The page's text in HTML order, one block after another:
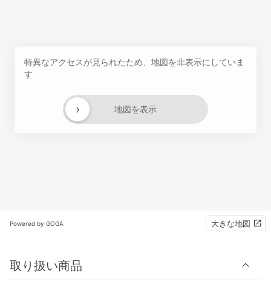
特異なアクセスが見られたため、地図を非表示にしていま
す
地図を表示
›
Powered by GOGA 大きな地図
取り扱い商品